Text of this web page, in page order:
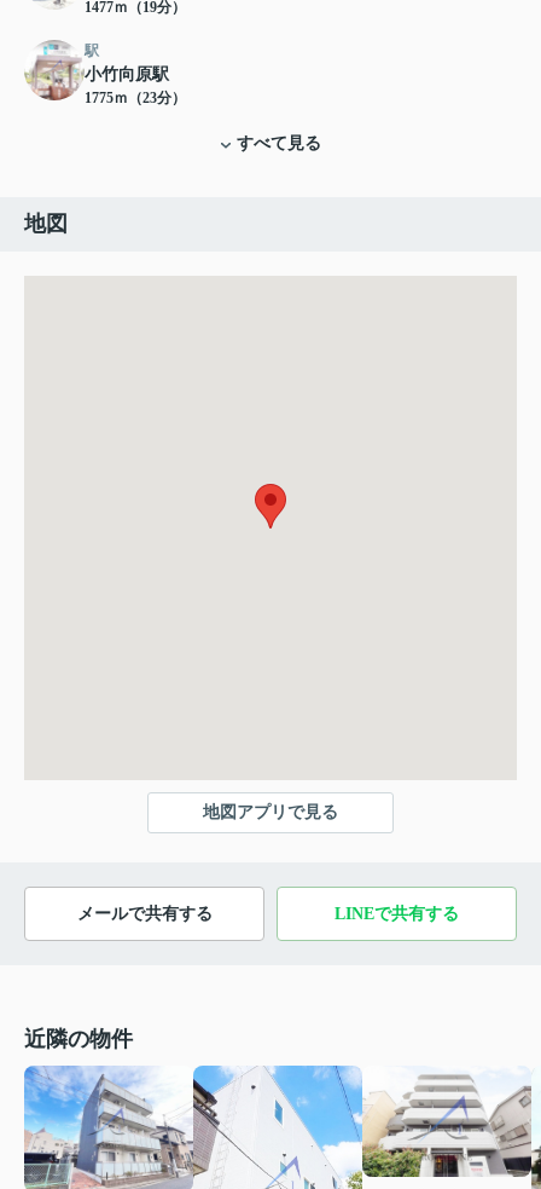
1477ｍ（19分）
駅
小竹向原駅
1775ｍ（23分）
すべて見る
地図
地図アプリで見る
メールで共有する LINEで共有する
近隣の物件